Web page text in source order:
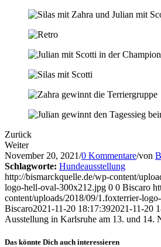
Zurück
Weiter
November 20, 2021/0 Kommentare/von
Schlagworte: Hundeausstellung
http://bismarckquelle.de/wp-content/
logo-hell-oval-300x212.jpg 0 0 Biscaro
content/uploads/2018/09/1.foxterrier-
Biscaro2021-11-20 18:17:392021-11-20
Ausstellung in Karlsruhe am 13. und 14.
Das könnte Dich auch interessieren